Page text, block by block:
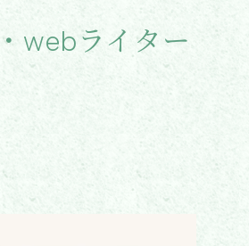
webライター